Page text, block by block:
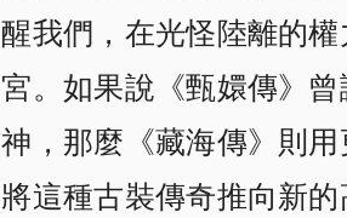
我們，在光怪陸離的
。如果說《甄嬛傳》
，那麼《藏海傳》則
這種古裝傳奇推向新